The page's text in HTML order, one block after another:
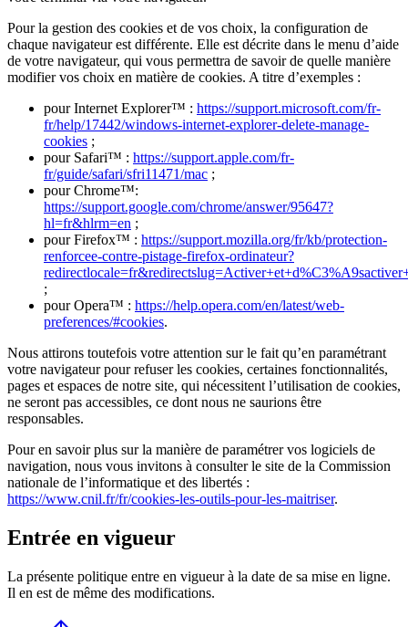
Pour la gestion des cookies et de vos choix, la configuration de
chaque navigateur est différente. Elle est décrite dans le menu d’aide
de votre navigateur, qui vous permettra de savoir de quelle manière
modifier vos choix en matière de cookies. A titre d’exemples :
pour Internet Explorer™ : https://support.microsoft.com/fr-
fr/help/17442/windows-internet-explorer-delete-manage-
cookies ;
pour Safari™ : https://support.apple.com/fr-
fr/guide/safari/sfri11471/mac ;
pour Chrome™:
https://support.google.com/chrome/answer/95647?
hl=fr&hlrm=en ;
pour Firefox™ : https://support.mozilla.org/fr/kb/protection-
renforcee-contre-pistage-firefox-ordinateur?
;
pour Opera™ : https://help.opera.com/en/latest/web-
preferences/#cookies.
Nous attirons toutefois votre attention sur le fait qu’en paramétrant
votre navigateur pour refuser les cookies, certaines fonctionnalités,
pages et espaces de notre site, qui nécessitent l’utilisation de cookies,
ne seront pas accessibles, ce dont nous ne saurions être
responsables.
Pour en savoir plus sur la manière de paramétrer vos logiciels de
navigation, nous vous invitons à consulter le site de la Commission
nationale de l’informatique et des libertés :
https://www.cnil.fr/fr/cookies-les-outils-pour-les-maitriser.
Entrée en vigueur
La présente politique entre en vigueur à la date de sa mise en ligne.
Il en est de même des modifications.